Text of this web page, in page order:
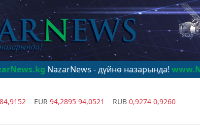
- дүйнө назарында!www.NazarNews.kg
84,9152 EUR 94,2895 94,0521 RUB 0,9274 0,9260